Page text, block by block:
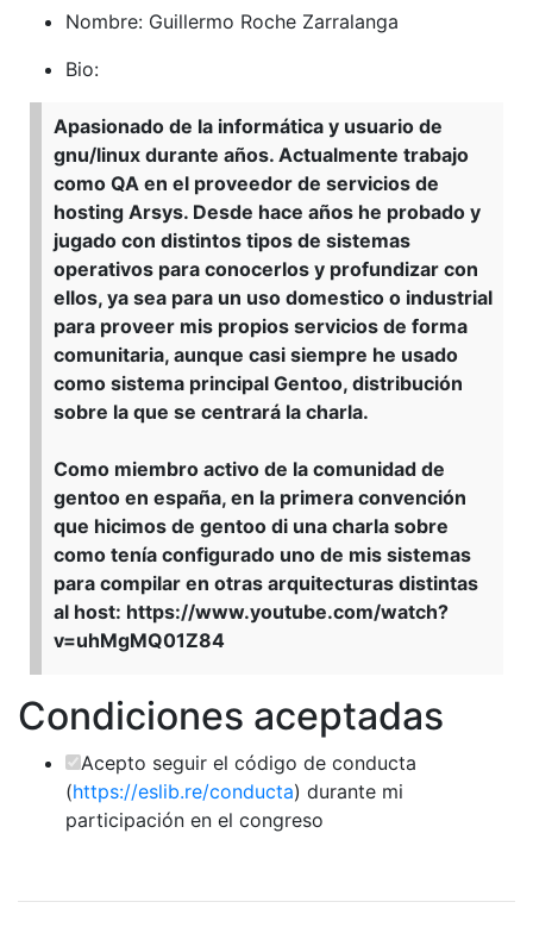
Nombre: Guillermo Roche Zarralanga
Bio:
Apasionado de la informática y usuario de
gnu/linux durante años. Actualmente trabajo
como QA en el proveedor de servicios de
hosting Arsys. Desde hace años he probado y
jugado con distintos tipos de sistemas
operativos para conocerlos y profundizar con
ellos, ya sea para un uso domestico o industrial
para proveer mis propios servicios de forma
comunitaria, aunque casi siempre he usado
como sistema principal Gentoo, distribución
sobre la que se centrará la charla.
Como miembro activo de la comunidad de
gentoo en españa, en la primera convención
que hicimos de gentoo di una charla sobre
como tenía configurado uno de mis sistemas
para compilar en otras arquitecturas distintas
al host: https://www.youtube.com/watch?
v=uhMgMQ01Z84
Condiciones aceptadas
Acepto seguir el código de conducta
(https://eslib.re/conducta) durante mi
participación en el congreso